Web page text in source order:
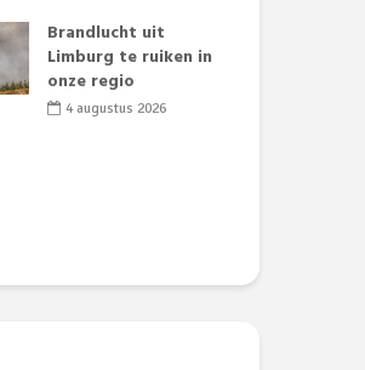
Brandlucht uit
Limburg te ruiken in
onze regio
4 augustus 2026